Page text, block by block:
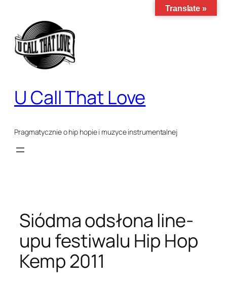
treści
U Call That Love
Pragmatycznie o hip hopie i muzyce instrumentalnej
Siódma odsłona line-
upu festiwalu Hip Hop
Kemp 2011
Translate »